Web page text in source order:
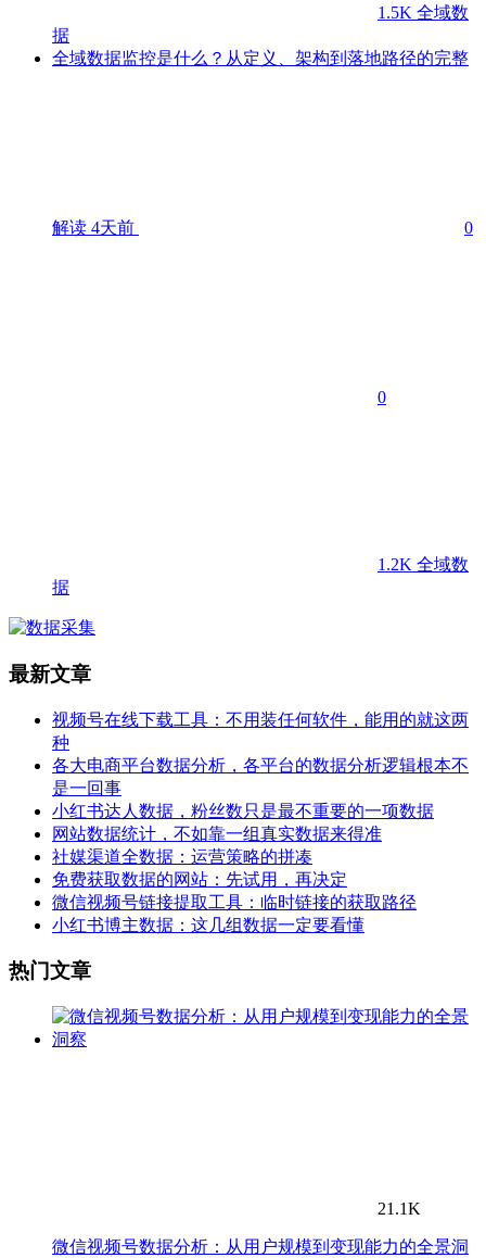
1.5K 全域数
据
全域数据监控是什么？从定义、架构到落地路径的完整
解读 4天前 0
0
1.2K 全域数
据
最新文章
视频号在线下载工具：不用装任何软件，能用的就这两
种
各大电商平台数据分析，各平台的数据分析逻辑根本不
是一回事
小红书达人数据，粉丝数只是最不重要的一项数据
网站数据统计，不如靠一组真实数据来得准
社媒渠道全数据：运营策略的拼凑
免费获取数据的网站：先试用，再决定
微信视频号链接提取工具：临时链接的获取路径
小红书博主数据：这几组数据一定要看懂
热门文章
21.1K
微信视频号数据分析：从用户规模到变现能力的全景洞